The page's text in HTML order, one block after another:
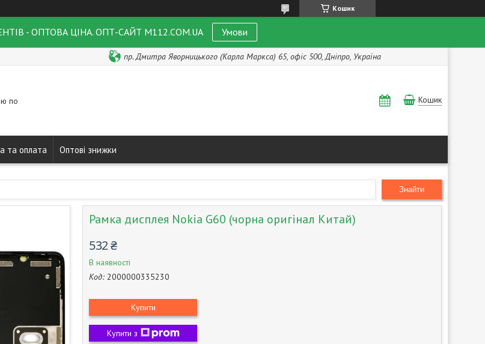
Кошик
- ОПТОВА ЦІНА. ОПТ-САЙТ M112.COM.UA Умови
пр. Дмитра Яворницького (Карла Маркса) 65, офіс 500, Дніпро, Україна
по
Кошик
та оплата Оптові знижки
Знайти
Рамка дисплея Nokia G60 (чорна оригінал Китай)
532 ₴
В наявності
Код: 2000000335230
Купити
Купити з